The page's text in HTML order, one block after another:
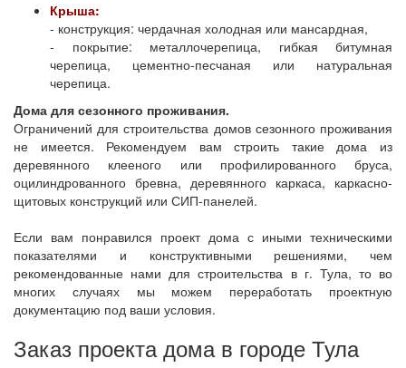
Крыша:
- конструкция: чердачная холодная или мансардная,
- покрытие: металлочерепица, гибкая битумная
черепица, цементно-песчаная или натуральная
черепица.
Дома для сезонного проживания.
Ограничений для строительства домов сезонного проживания
не имеется. Рекомендуем вам строить такие дома из
деревянного клееного или профилированного бруса,
оцилиндрованного бревна, деревянного каркаса, каркасно-
щитовых конструкций или СИП-панелей.
Если вам понравился проект дома с иными техническими
показателями и конструктивными решениями, чем
рекомендованные нами для строительства в г. Тула, то во
многих случаях мы можем переработать проектную
документацию под ваши условия.
Заказ проекта дома в городе Тула